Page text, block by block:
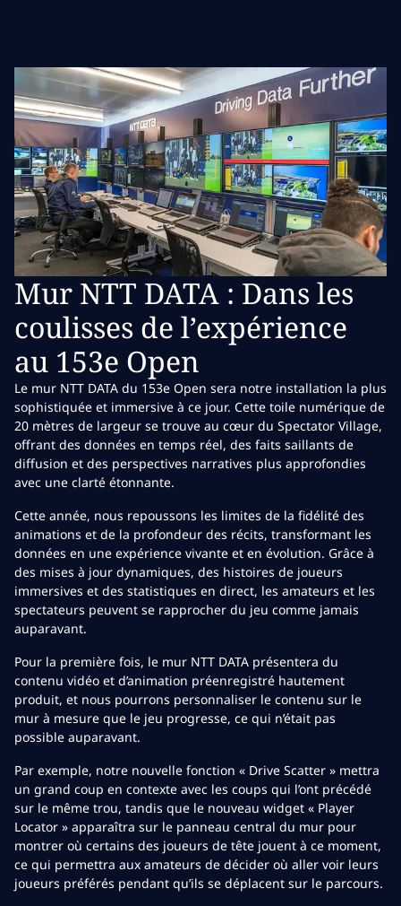
Mur NTT DATA : Dans les
coulisses de l’expérience
au 153e Open
Le mur NTT DATA du 153e Open sera notre installation la plus
sophistiquée et immersive à ce jour. Cette toile numérique de
20 mètres de largeur se trouve au cœur du Spectator Village,
offrant des données en temps réel, des faits saillants de
diffusion et des perspectives narratives plus approfondies
avec une clarté étonnante.
Cette année, nous repoussons les limites de la fidélité des
animations et de la profondeur des récits, transformant les
données en une expérience vivante et en évolution. Grâce à
des mises à jour dynamiques, des histoires de joueurs
immersives et des statistiques en direct, les amateurs et les
spectateurs peuvent se rapprocher du jeu comme jamais
auparavant.
Pour la première fois, le mur NTT DATA présentera du
contenu vidéo et d’animation préenregistré hautement
produit, et nous pourrons personnaliser le contenu sur le
mur à mesure que le jeu progresse, ce qui n’était pas
possible auparavant.
Par exemple, notre nouvelle fonction « Drive Scatter » mettra
un grand coup en contexte avec les coups qui l’ont précédé
sur le même trou, tandis que le nouveau widget « Player
Locator » apparaîtra sur le panneau central du mur pour
montrer où certains des joueurs de tête jouent à ce moment,
ce qui permettra aux amateurs de décider où aller voir leurs
joueurs préférés pendant qu’ils se déplacent sur le parcours.